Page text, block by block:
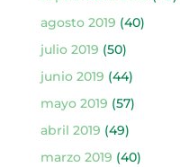
agosto 2019 (40)
julio 2019 (50)
junio 2019 (44)
mayo 2019 (57)
abril 2019 (49)
marzo 2019 (40)